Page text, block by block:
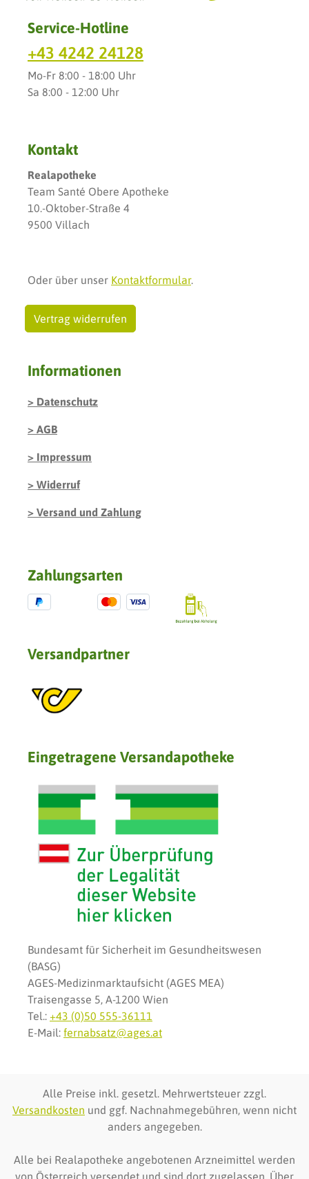
Service-Hotline
+43 4242 24128
Mo-Fr 8:00 - 18:00 Uhr
Sa 8:00 - 12:00 Uhr
Kontakt
Realapotheke
Team Santé Obere Apotheke
10.-Oktober-Straße 4
9500 Villach
Oder über unser Kontaktformular.
Vertrag widerrufen
Informationen
Datenschutz
AGB
Impressum
Widerruf
Versand und Zahlung
Zahlungsarten
Versandpartner
Eingetragene Versandapotheke
Bundesamt für Sicherheit im Gesundheitswesen
(BASG)
AGES-Medizinmarktaufsicht (AGES MEA)
Traisengasse 5, A-1200 Wien
Tel.: +43 (0)50 555-36111
E-Mail: fernabsatz@ages.at
Alle Preise inkl. gesetzl. Mehrwertsteuer zzgl.
Versandkosten und ggf. Nachnahmegebühren, wenn nicht
anders angegeben.
Alle bei Realapotheke angebotenen Arzneimittel werden
von Österreich versendet und sind dort zugelassen. Über